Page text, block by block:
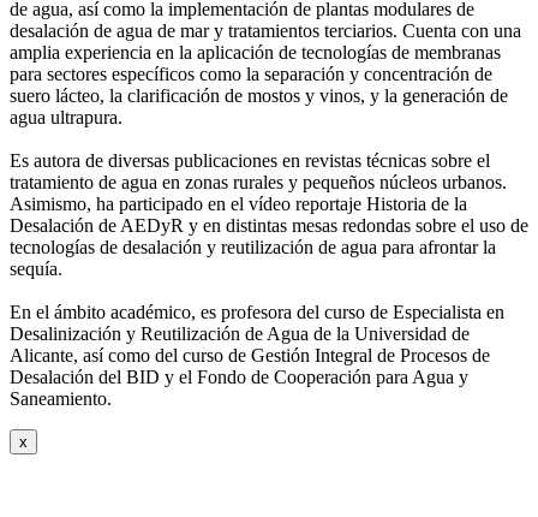
de agua, así como la implementación de plantas modulares de
desalación de agua de mar y tratamientos terciarios. Cuenta con una
amplia experiencia en la aplicación de tecnologías de membranas
para sectores específicos como la separación y concentración de
suero lácteo, la clarificación de mostos y vinos, y la generación de
agua ultrapura.
Es autora de diversas publicaciones en revistas técnicas sobre el
tratamiento de agua en zonas rurales y pequeños núcleos urbanos.
Asimismo, ha participado en el vídeo reportaje Historia de la
Desalación de AEDyR y en distintas mesas redondas sobre el uso de
tecnologías de desalación y reutilización de agua para afrontar la
sequía.
En el ámbito académico, es profesora del curso de Especialista en
Desalinización y Reutilización de Agua de la Universidad de
Alicante, así como del curso de Gestión Integral de Procesos de
Desalación del BID y el Fondo de Cooperación para Agua y
Saneamiento.
x